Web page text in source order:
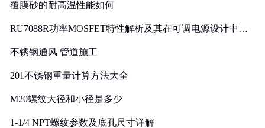
覆膜砂的耐高温性能如何
RU7088R功率MOSFET特性解析及其在可调电源设计中的
不锈钢通风 管道施工
201不锈钢重量计算方法大全
M20螺纹大径和小径是多少
1-1/4 NPT螺纹参数及底孔尺寸详解